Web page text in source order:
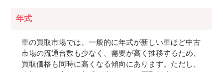
年式
車の買取市場では、一般的に年式が新しい車ほど中古
市場の流通台数も少なく、需要が高く推移するため、
買取価格も同時に高くなる傾向にあります。ただし、